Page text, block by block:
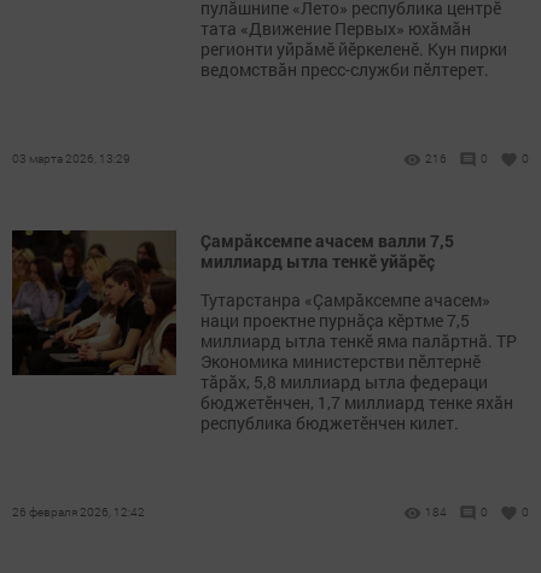
пулӑшнипе «Лето» республика центрӗ
тата «Движение Первых» юхăмăн
регионти уйрӑмӗ йӗркеленӗ. Кун пирки
ведомствăн пресс-служби пӗлтерет.
03 марта 2026, 13:29 216 0 0
Çамрăксемпе ачасем валли 7,5
миллиард ытла тенкӗ уйăрӗç
Тутарстанра «Çамрăксемпе ачасем»
наци проектне пурнăçа кӗртме 7,5
миллиард ытла тенкӗ яма палăртнă. ТР
Экономика министерстви пӗлтернӗ
тăрăх, 5,8 миллиард ытла федераци
бюджетӗнчен, 1,7 миллиард тенке яхăн
республика бюджетӗнчен килет.
26 февраля 2026, 12:42 184 0 0